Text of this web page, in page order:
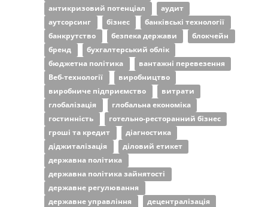
антикризовий потенціал
аудит
аутсорсинг
бізнес
банківські технології
банкрутство
безпека держави
блокчейн
бренд
бухгалтерський облік
бюджетна політика
вантажні перевезення
Веб-технології
виробництво
виробниче підприємство
витрати
глобалізація
глобальна економіка
гостинність
готельно-ресторанний бізнес
гроші та кредит
діагностика
діджиталізація
діловий етикет
державна політика
державна політика зайнятості
державне регулювання
державне управління
децентралізація